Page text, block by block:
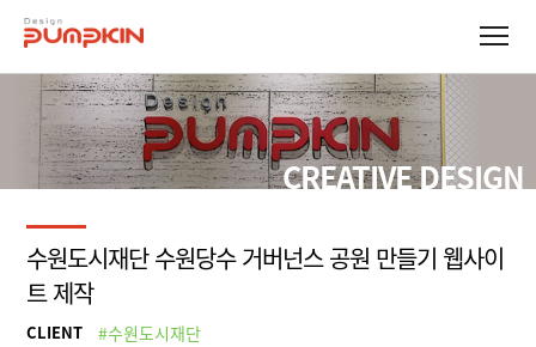
CREATIVE DESIGN
수원도시재단 수원당수 거버넌스 공원 만들기 웹사이
트 제작
CLIENT #수원도시재단